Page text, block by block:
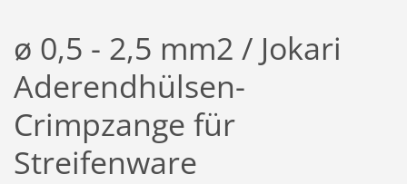
ø 0,5 - 2,5 mm2 / Jokari
Aderendhülsen-
Crimpzange für
Streifenware